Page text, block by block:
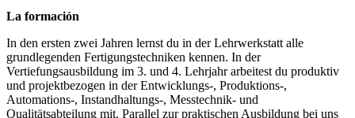
La formación
In den ersten zwei Jahren lernst du in der Lehrwerkstatt alle
grundlegenden Fertigungstechniken kennen. In der
Vertiefungsausbildung im 3. und 4. Lehrjahr arbeitest du produktiv
und projektbezogen in der Entwicklungs-, Produktions-,
Automations-, Instandhaltungs-, Messtechnik- und
Qualitätsabteilung mit. Parallel zur praktischen Ausbildung bei uns